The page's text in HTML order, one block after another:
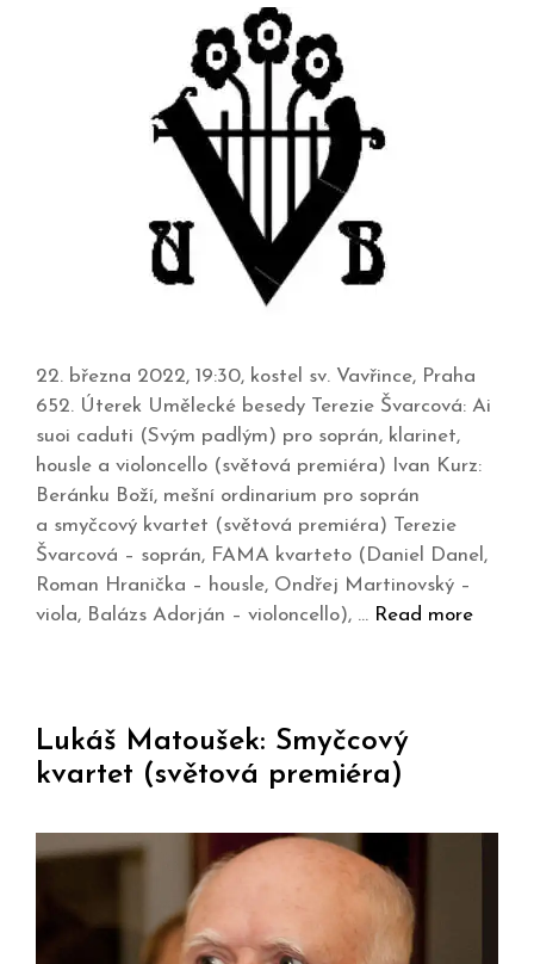
22. března 2022, 19:30, kostel sv. Vavřince, Praha
652. Úterek Umělecké besedy Terezie Švarcová: Ai
suoi caduti (Svým padlým) pro soprán, klarinet,
housle a violoncello (světová premiéra) Ivan Kurz:
Beránku Boží, mešní ordinarium pro soprán
a smyčcový kvartet (světová premiéra) Terezie
Švarcová – soprán, FAMA kvarteto (Daniel Danel,
Roman Hranička – housle, Ondřej Martinovský –
viola, Balázs Adorján – violoncello), … Read more
Lukáš Matoušek: Smyčcový
kvartet (světová premiéra)